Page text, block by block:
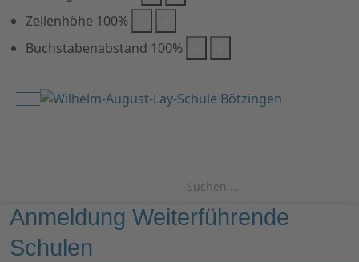
Zeilenhöhe 100%
Buchstabenabstand 100%
Mobile Menu Toggle
Anmeldung Weiterführende
Schulen